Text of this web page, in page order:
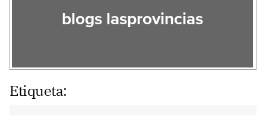
blogs lasprovincias
Etiqueta: